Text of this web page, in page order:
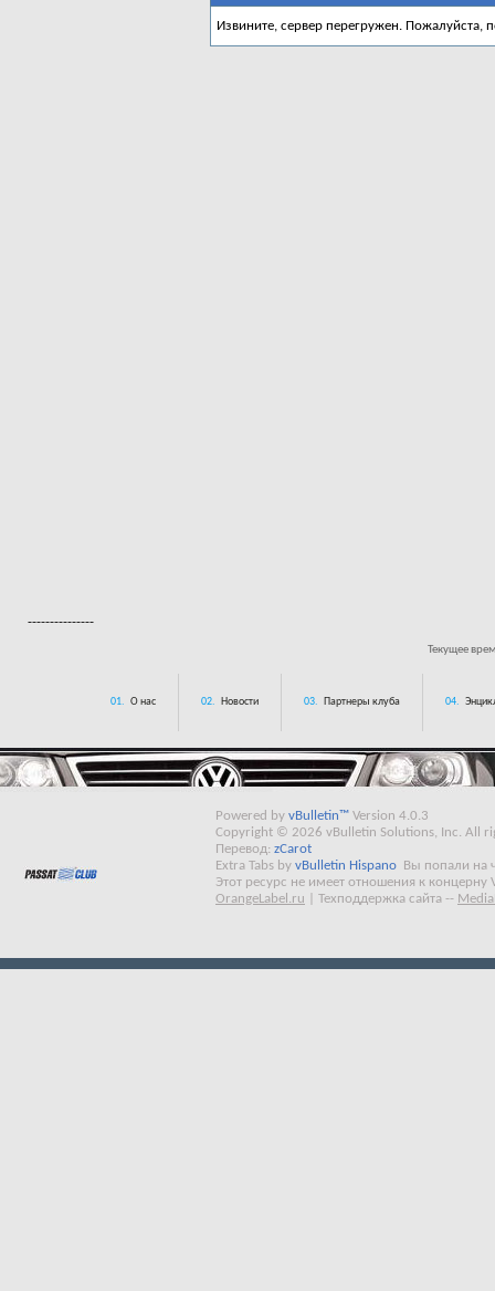
Извините, сервер перегружен. Пожалуйста,
---------------
Текущее
01. О нас 02. Новости 03. Партнеры клуба 04.
Powered by vBulletin™ Version 4.0.3
Copyright © 2026 vBulletin Solutions, Inc. All
Перевод: zCarot
Extra Tabs by vBulletin Hispano
Вы попали на
Этот ресурс не имеет отношения к концерну
OrangeLabel.ru
Техподдержка сайта --